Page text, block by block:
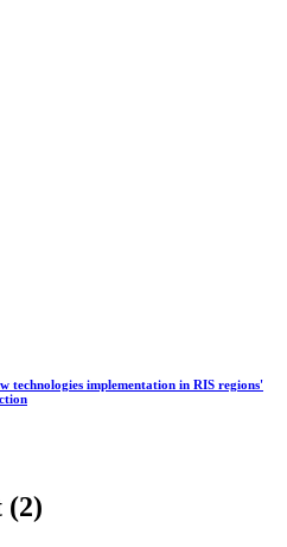
technologies implementation in RIS regions'
(2)